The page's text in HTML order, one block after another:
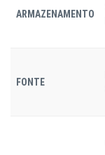
ARMAZENAMENTO
FONTE